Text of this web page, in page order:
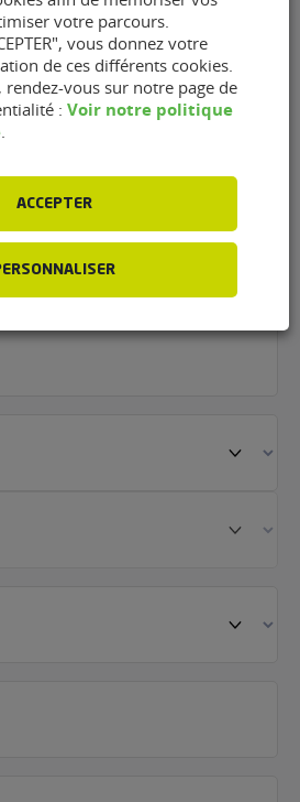
garage AD -
de Parcé-
(72300)
votre parcours.
vous donnez votre
de ces différents cookies.
rendez-vous sur notre page de
: Voir notre politique
.
ACCEPTER